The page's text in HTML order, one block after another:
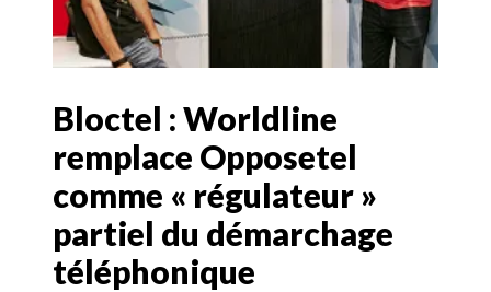
Bloctel : Worldline
remplace Opposetel
comme « régulateur »
partiel du démarchage
téléphonique